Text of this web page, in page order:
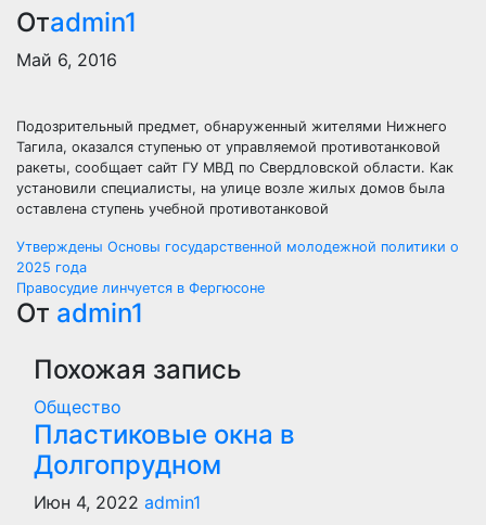
Отadmin1
Май 6, 2016
Подозрительный предмет, обнаруженный жителями Нижнего
Тагила, оказался ступенью от управляемой противотанковой
ракеты, сообщает сайт ГУ МВД по Свердловской области. Как
установили специалисты, на улице возле жилых домов была
оставлена ступень учебной противотанковой
Навигация
по
записям
Утверждены Основы государственной молодежной политики о
2025 года
Правосудие линчуется в Фергюсоне
От admin1
Похожая запись
Общество
Пластиковые окна в
Долгопрудном
Июн 4, 2022 admin1